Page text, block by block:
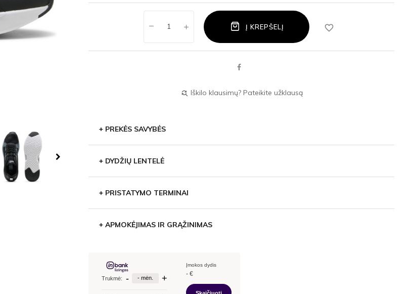
Į KREPŠELĮ favorite_border
find_replace Iškilo klausimų? Pateikite užklausą
+ PREKĖS SAVYBĖS
+ DYDŽIŲ LENTELĖ
+ PRISTATYMO TERMINAI
+ APMOKĖJIMAS IR GRĄŽINIMAS